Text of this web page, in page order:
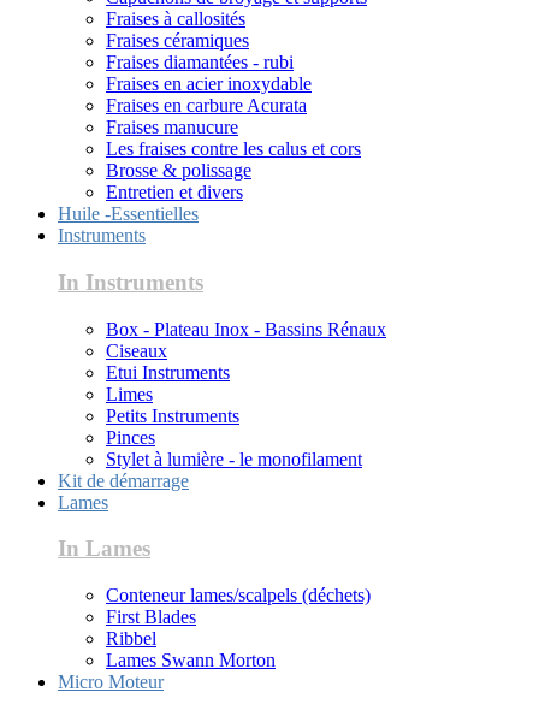
Fraises à callosités
Fraises céramiques
Fraises diamantées - rubi
Fraises en acier inoxydable
Fraises en carbure Acurata
Fraises manucure
Les fraises contre les calus et cors
Brosse & polissage
Entretien et divers
Huile -Essentielles
Instruments
In Instruments
Box - Plateau Inox - Bassins Rénaux
Ciseaux
Etui Instruments
Limes
Petits Instruments
Pinces
Stylet à lumière - le monofilament
Kit de démarrage
Lames
In Lames
Conteneur lames/scalpels (déchets)
First Blades
Ribbel
Lames Swann Morton
Micro Moteur